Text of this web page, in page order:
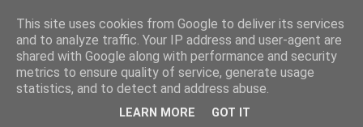
This site uses cookies from Google to deliver its services
and to analyze traffic. Your IP address and user-agent are
shared with Google along with performance and security
metrics to ensure quality of service, generate usage
statistics, and to detect and address abuse.
LEARN MORE GOT IT